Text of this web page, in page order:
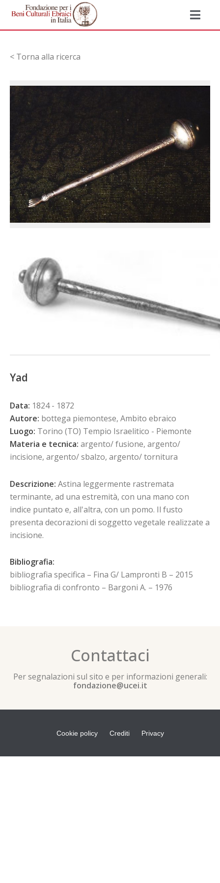
< Torna alla ricerca
Yad
Data: 1824 - 1872
Autore: bottega piemontese, Ambito ebraico
Luogo: Torino (TO) Tempio Israelitico - Piemonte
Materia e tecnica: argento/ fusione, argento/
incisione, argento/ sbalzo, argento/ tornitura
Descrizione: Astina leggermente rastremata
terminante, ad una estremità, con una mano con
indice puntato e, all'altra, con un pomo. Il fusto
presenta decorazioni di soggetto vegetale realizzate a
incisione.
Bibliografia:
bibliografia specifica – Fina G/ Lampronti B – 2015
bibliografia di confronto – Bargoni A. – 1976
Contattaci
Per segnalazioni sul sito e per informazioni generali:
fondazione@ucei.it
Cookie policy Crediti Privacy